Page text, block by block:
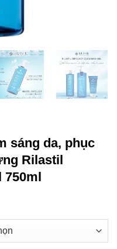
sáng da, phục
Rilastil
750ml